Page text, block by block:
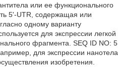
или ее функционального
5'-UTR, содержащая или
одному варианту
для экспрессии легкой
фрагмента. SEQ ID NO: 5
для экспрессии нанотела
изобретения.